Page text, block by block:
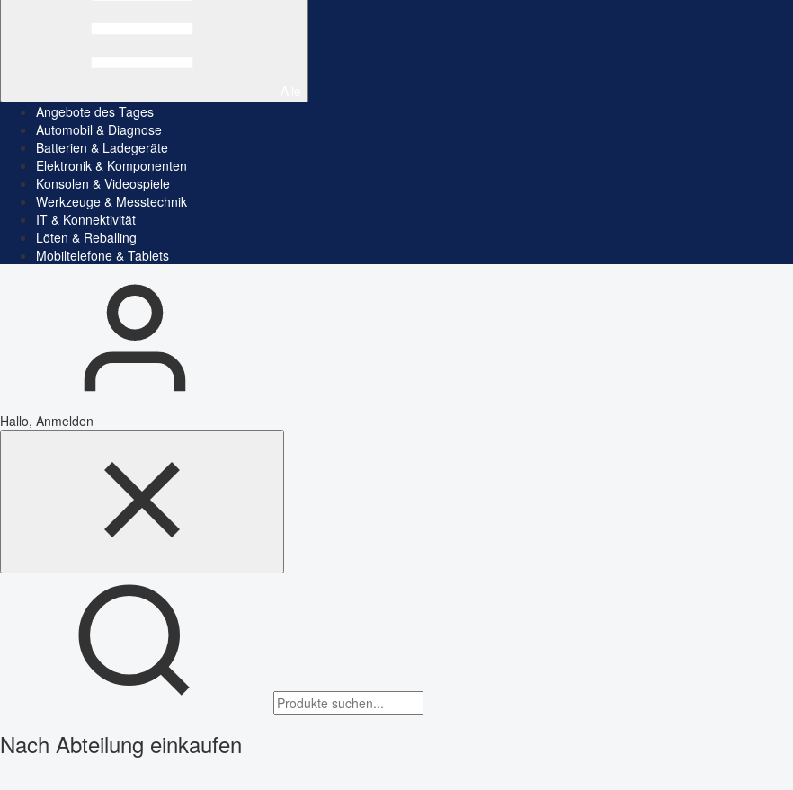
Angebote des Tages
Automobil & Diagnose
Batterien & Ladegeräte
Elektronik & Komponenten
Konsolen & Videospiele
Werkzeuge & Messtechnik
IT & Konnektivität
Löten & Reballing
Mobiltelefone & Tablets
Hallo, Anmelden
Nach Abteilung einkaufen